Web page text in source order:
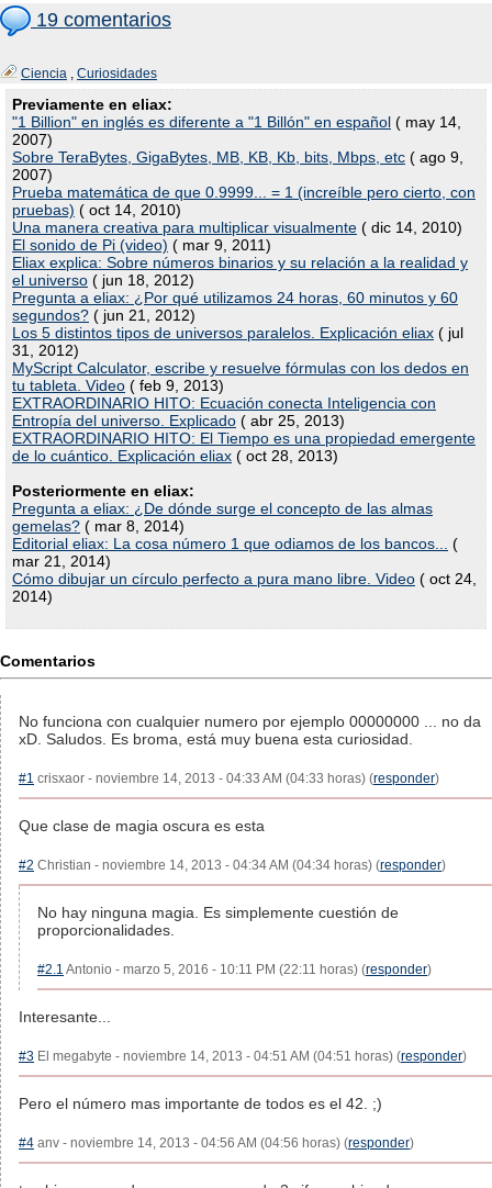
19 comentarios
Ciencia , Curiosidades
Previamente en eliax:
"1 Billion" en inglés es diferente a "1 Billón" en español ( may 14,
2007)
Sobre TeraBytes, GigaBytes, MB, KB, Kb, bits, Mbps, etc ( ago 9,
2007)
Prueba matemática de que 0.9999... = 1 (increíble pero cierto, con
pruebas) ( oct 14, 2010)
Una manera creativa para multiplicar visualmente ( dic 14, 2010)
El sonido de Pi (video) ( mar 9, 2011)
Eliax explica: Sobre números binarios y su relación a la realidad y
el universo ( jun 18, 2012)
Pregunta a eliax: ¿Por qué utilizamos 24 horas, 60 minutos y 60
segundos? ( jun 21, 2012)
Los 5 distintos tipos de universos paralelos. Explicación eliax ( jul
31, 2012)
MyScript Calculator, escribe y resuelve fórmulas con los dedos en
tu tableta. Video ( feb 9, 2013)
EXTRAORDINARIO HITO: Ecuación conecta Inteligencia con
Entropía del universo. Explicado ( abr 25, 2013)
EXTRAORDINARIO HITO: El Tiempo es una propiedad emergente
de lo cuántico. Explicación eliax ( oct 28, 2013)
Posteriormente en eliax:
Pregunta a eliax: ¿De dónde surge el concepto de las almas
gemelas? ( mar 8, 2014)
Editorial eliax: La cosa número 1 que odiamos de los bancos...
(
mar 21, 2014)
Cómo dibujar un círculo perfecto a pura mano libre. Video ( oct 24,
2014)
Comentarios
No funciona con cualquier numero por ejemplo 00000000 ... no da
xD. Saludos. Es broma, está muy buena esta curiosidad.
#1 crisxaor - noviembre 14, 2013 - 04:33 AM (04:33 horas) (responder)
Que clase de magia oscura es esta
#2 Christian - noviembre 14, 2013 - 04:34 AM (04:34 horas) (responder)
No hay ninguna magia. Es simplemente cuestión de
proporcionalidades.
#2.1 Antonio - marzo 5, 2016 - 10:11 PM (22:11 horas) (responder)
Interesante...
#3 El megabyte - noviembre 14, 2013 - 04:51 AM (04:51 horas) (responder)
Pero el número mas importante de todos es el 42. ;)
#4 anv - noviembre 14, 2013 - 04:56 AM (04:56 horas) (responder)